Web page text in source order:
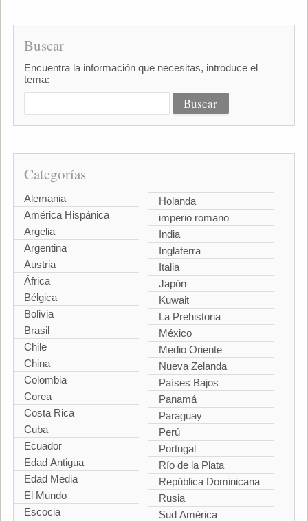
Buscar
Encuentra la información que necesitas, introduce el
tema:
Categorías
Alemania
América Hispánica
Argelia
Argentina
Austria
África
Bélgica
Bolivia
Brasil
Chile
China
Colombia
Corea
Costa Rica
Cuba
Ecuador
Edad Antigua
Edad Media
El Mundo
Escocia
Holanda
imperio romano
India
Inglaterra
Italia
Japón
Kuwait
La Prehistoria
México
Medio Oriente
Nueva Zelanda
Países Bajos
Panamá
Paraguay
Perú
Portugal
Río de la Plata
República Dominicana
Rusia
Sud América